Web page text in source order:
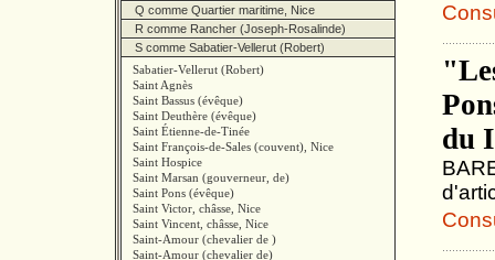
Q comme Quartier maritime, Nice
R comme Rancher (Joseph-Rosalinde)
S comme Sabatier-Vellerut (Robert)
Sabatier-Vellerut (Robert)
Saint Agnès
Saint Bassus (évêque)
Saint Deuthère (évêque)
Saint Étienne-de-Tinée
Saint François-de-Sales (couvent), Nice
Saint Hospice
Saint Marsan (gouverneur, de)
Saint Pons (évêque)
Saint Victor, châsse, Nice
Saint Vincent, châsse, Nice
Saint-Amour (chevalier de )
Saint-Amour (chevalier de)
du